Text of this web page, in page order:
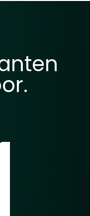
een
grain.